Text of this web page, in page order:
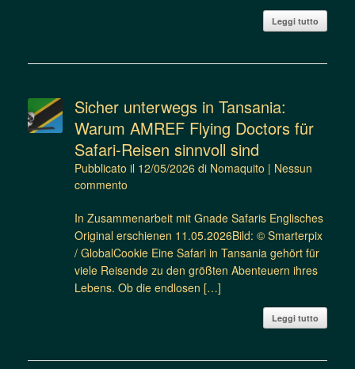
Leggi tutto
Sicher unterwegs in Tansania:
Warum AMREF Flying Doctors für
Safari-Reisen sinnvoll sind
Pubblicato il 12/05/2026 di Nomaquito | Nessun
commento
In Zusammenarbeit mit Gnade Safaris Englisches
Original erschienen 11.05.2026Bild: © Smarterpix
/ GlobalCookie Eine Safari in Tansania gehört für
viele Reisende zu den größten Abenteuern ihres
Lebens. Ob die endlosen […]
Leggi tutto